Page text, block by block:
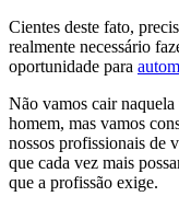
Cientes deste fato,
realmente necessário
oportunidade para
Não vamos cair
homem, mas vamos
nossos profissionais de
que cada vez mais
que a profissão exige.